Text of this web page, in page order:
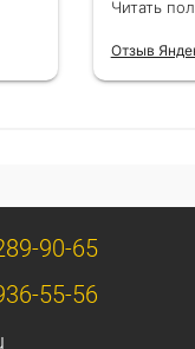
Читать
Отзыв
90-65
55-56